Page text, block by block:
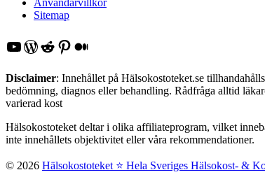
Användarvillkor
Sitemap
YouTube
WordPress
Reddit
Pinterest
Medium
Disclaimer: Innehållet på Hälsokostoteket.se
bedömning, diagnos eller behandling. Rådfråga alltid
varierad kost
Hälsokostoteket deltar i olika affiliateprogram, vilket
inte innehållets objektivitet eller våra rekommendationer.
© 2026 Hälsokostoteket ⭐️ Hela Sveriges Hälsokost- &